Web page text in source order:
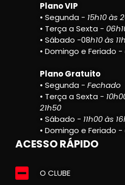
Plano VIP
• Segunda - 15h10 às
• Terça a Sexta -
• Sábado -08h10 às
• Domingo e Feriado -
Plano Gratuito
• Segunda - Fechado
• Terça a Sexta -
21h50
• Sábado - 11h00 às
• Domingo e Feriado -
ACESSO RÁPIDO
O CLUBE